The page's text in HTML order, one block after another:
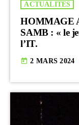
ACTUALITES
HOMMAGE
SAMB : « le
l’IT.
today 2 MARS 2024